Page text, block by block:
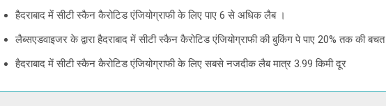
हैदराबाद में सीटी स्कैन कैरोटिड एंजियोग्राफी के लिए पाए 6 से अधिक लैब ।
लैब्सएडवाइजर के द्वारा हैदराबाद में सीटी स्कैन कैरोटिड एंजियोग्राफी की बुकिंग पे पाए 20% तक की बचत
हैदराबाद में सीटी स्कैन कैरोटिड एंजियोग्राफी के लिए सबसे नजदीक लैब मात्र 3.99 किमी दूर